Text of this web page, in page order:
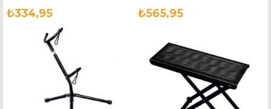
₺334,95 ₺565,95